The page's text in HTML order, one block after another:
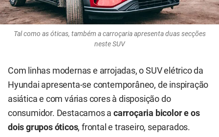
Tal como as óticas, também a carroçaria apresenta duas secções
neste SUV
Com linhas modernas e arrojadas, o SUV elétrico da
Hyundai apresenta-se contemporâneo, de inspiração
asiática e com várias cores à disposição do
consumidor. Destacamos acarroçaria bicolor e os
dois grupos óticos, frontal e traseiro, separados.